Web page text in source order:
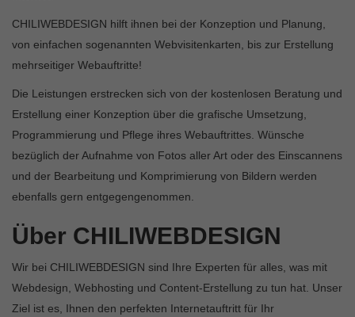
CHILIWEBDESIGN hilft ihnen bei der Konzeption und Planung,
von einfachen sogenannten Webvisitenkarten, bis zur Erstellung
mehrseitiger Webauftritte!
Die Leistungen erstrecken sich von der kostenlosen Beratung und
Erstellung einer Konzeption über die grafische Umsetzung,
Programmierung und Pflege ihres Webauftrittes. Wünsche
bezüglich der Aufnahme von Fotos aller Art oder des Einscannens
und der Bearbeitung und Komprimierung von Bildern werden
ebenfalls gern entgegengenommen.
Über CHILIWEBDESIGN
Wir bei CHILIWEBDESIGN sind Ihre Experten für alles, was mit
Webdesign, Webhosting und Content-Erstellung zu tun hat. Unser
Ziel ist es, Ihnen den perfekten Internetauftritt für Ihr